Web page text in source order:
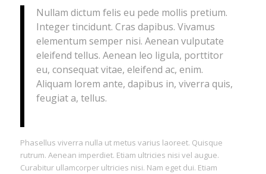
Nullam dictum felis eu pede mollis pretium.
Integer tincidunt. Cras dapibus. Vivamus
elementum semper nisi. Aenean vulputate
eleifend tellus. Aenean leo ligula, porttitor
eu, consequat vitae, eleifend ac, enim.
Aliquam lorem ante, dapibus in, viverra quis,
feugiat a, tellus.
Phasellus viverra nulla ut metus varius laoreet. Quisque
rutrum. Aenean imperdiet. Etiam ultricies nisi vel augue.
Curabitur ullamcorper ultricies nisi. Nam eget dui. Etiam